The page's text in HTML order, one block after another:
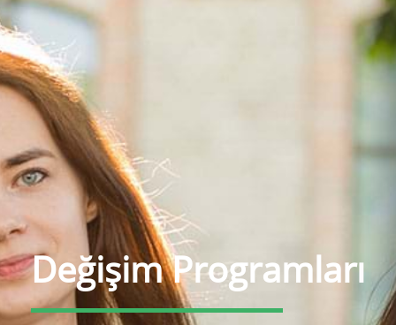
Değişim Programları